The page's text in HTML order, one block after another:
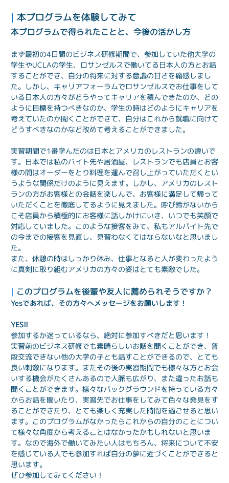
| 本プログラムを体験してみて
本プログラムで得られたことと、今後の活かし方
まず最初の4日間のビジネス研修期間で、参加していた他大学の
学生やUCLAの学生、ロサンゼルスで働いてる日本人の方とお話
することができ、自分の将来に対する意識の甘さを痛感しまし
た。しかし、キャリアフォーラムでロサンゼルスでお仕事をして
いる日本人の方々がどうやってキャリアを積んできたのか、どの
ように目標を持つべきなのか、学生の時はどのようにキャリアを
考えていたのか聞くことができて、自分はこれから就職に向けて
どうすべきなのかなど改めて考えることができました。
実習期間で1番学んだのは日本とアメリカのレストランの違いで
す。日本では私のバイト先や居酒屋、レストランでも店員とお客
様の間はオーダーをとり料理を運んで召し上がっていただくとい
うような関係だけのように見えます。しかし、アメリカのレスト
ランの方がお客様との会話を楽しんで、お客様に満足して帰って
いただくことを徹底してるように見えました。呼び鈴がないから
こそ店員から積極的にお客様に話しかけにいき、いつでも笑顔で
対応していました。このような接客をみて、私もアルバイト先で
の今までの接客を見直し、見習わなくてはならないなと思いまし
た。
また、休憩の時はしっかり休み、仕事となると人が変わったよう
に真剣に取り組むアメリカの方々の姿はとても素敵でした。
| このプログラムを後輩や友人に薦められそうですか？
Yesであれば、その方々へメッセージをお願いします！
YES!!
参加するか迷っているなら、絶対に参加すべきだと思います！
実習前のビジネス研修でも素晴らしいお話を聞くことができ、普
段交流できない他の大学の子とも話すことができるので、とても
良い刺激になります。またその後の実習期間でも様々な方とお会
いする機会がたくさんあるので人脈も広がり、また違ったお話も
聞くことができます。様々なバックグラウンドを持っている方々
からお話を聞いたり、実習先でお仕事をしてみて色々な発見をす
ることができたり、とても楽しく充実した時間を過ごせると思い
ます。このプログラムがなかったらこれからの自分のことについ
て様々な角度から考えることはなかったかもしれないと思いま
す。なので海外で働いてみたい人はもちろん、将来について不安
を感じている人でも参加すれば自分の夢に近づくことができると
思います。
ぜひ参加してみてください！